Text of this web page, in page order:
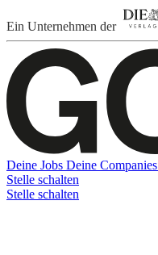
Ein Unternehmen der
Deine Jobs Deine Companies
Stelle schalten
Stelle schalten